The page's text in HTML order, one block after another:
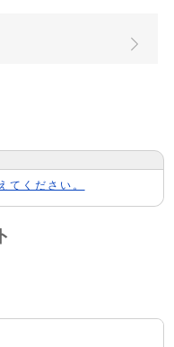
てください。